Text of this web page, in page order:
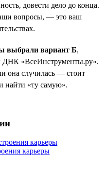
довести дело до конца.
вопросы, — это ваш
выбрали вариант Б,
ДНК «ВсеИнструменты.ру».
она случилась — стоит
найти «ту самую».
карьеры